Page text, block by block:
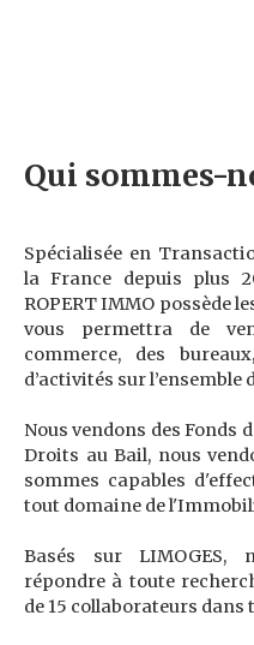
Qui sommes-
Spécialisée en
la France depuis plus
ROPERT IMMO possède
vous permettra de
commerce, des
d’activités sur
Nous vendons des Fonds
Droits au Bail, nous
sommes capables
tout domaine de
Basés sur LIMOGES,
répondre à toute
de 15 collaborateurs dans